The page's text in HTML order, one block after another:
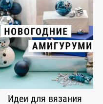
Идеи для вязания